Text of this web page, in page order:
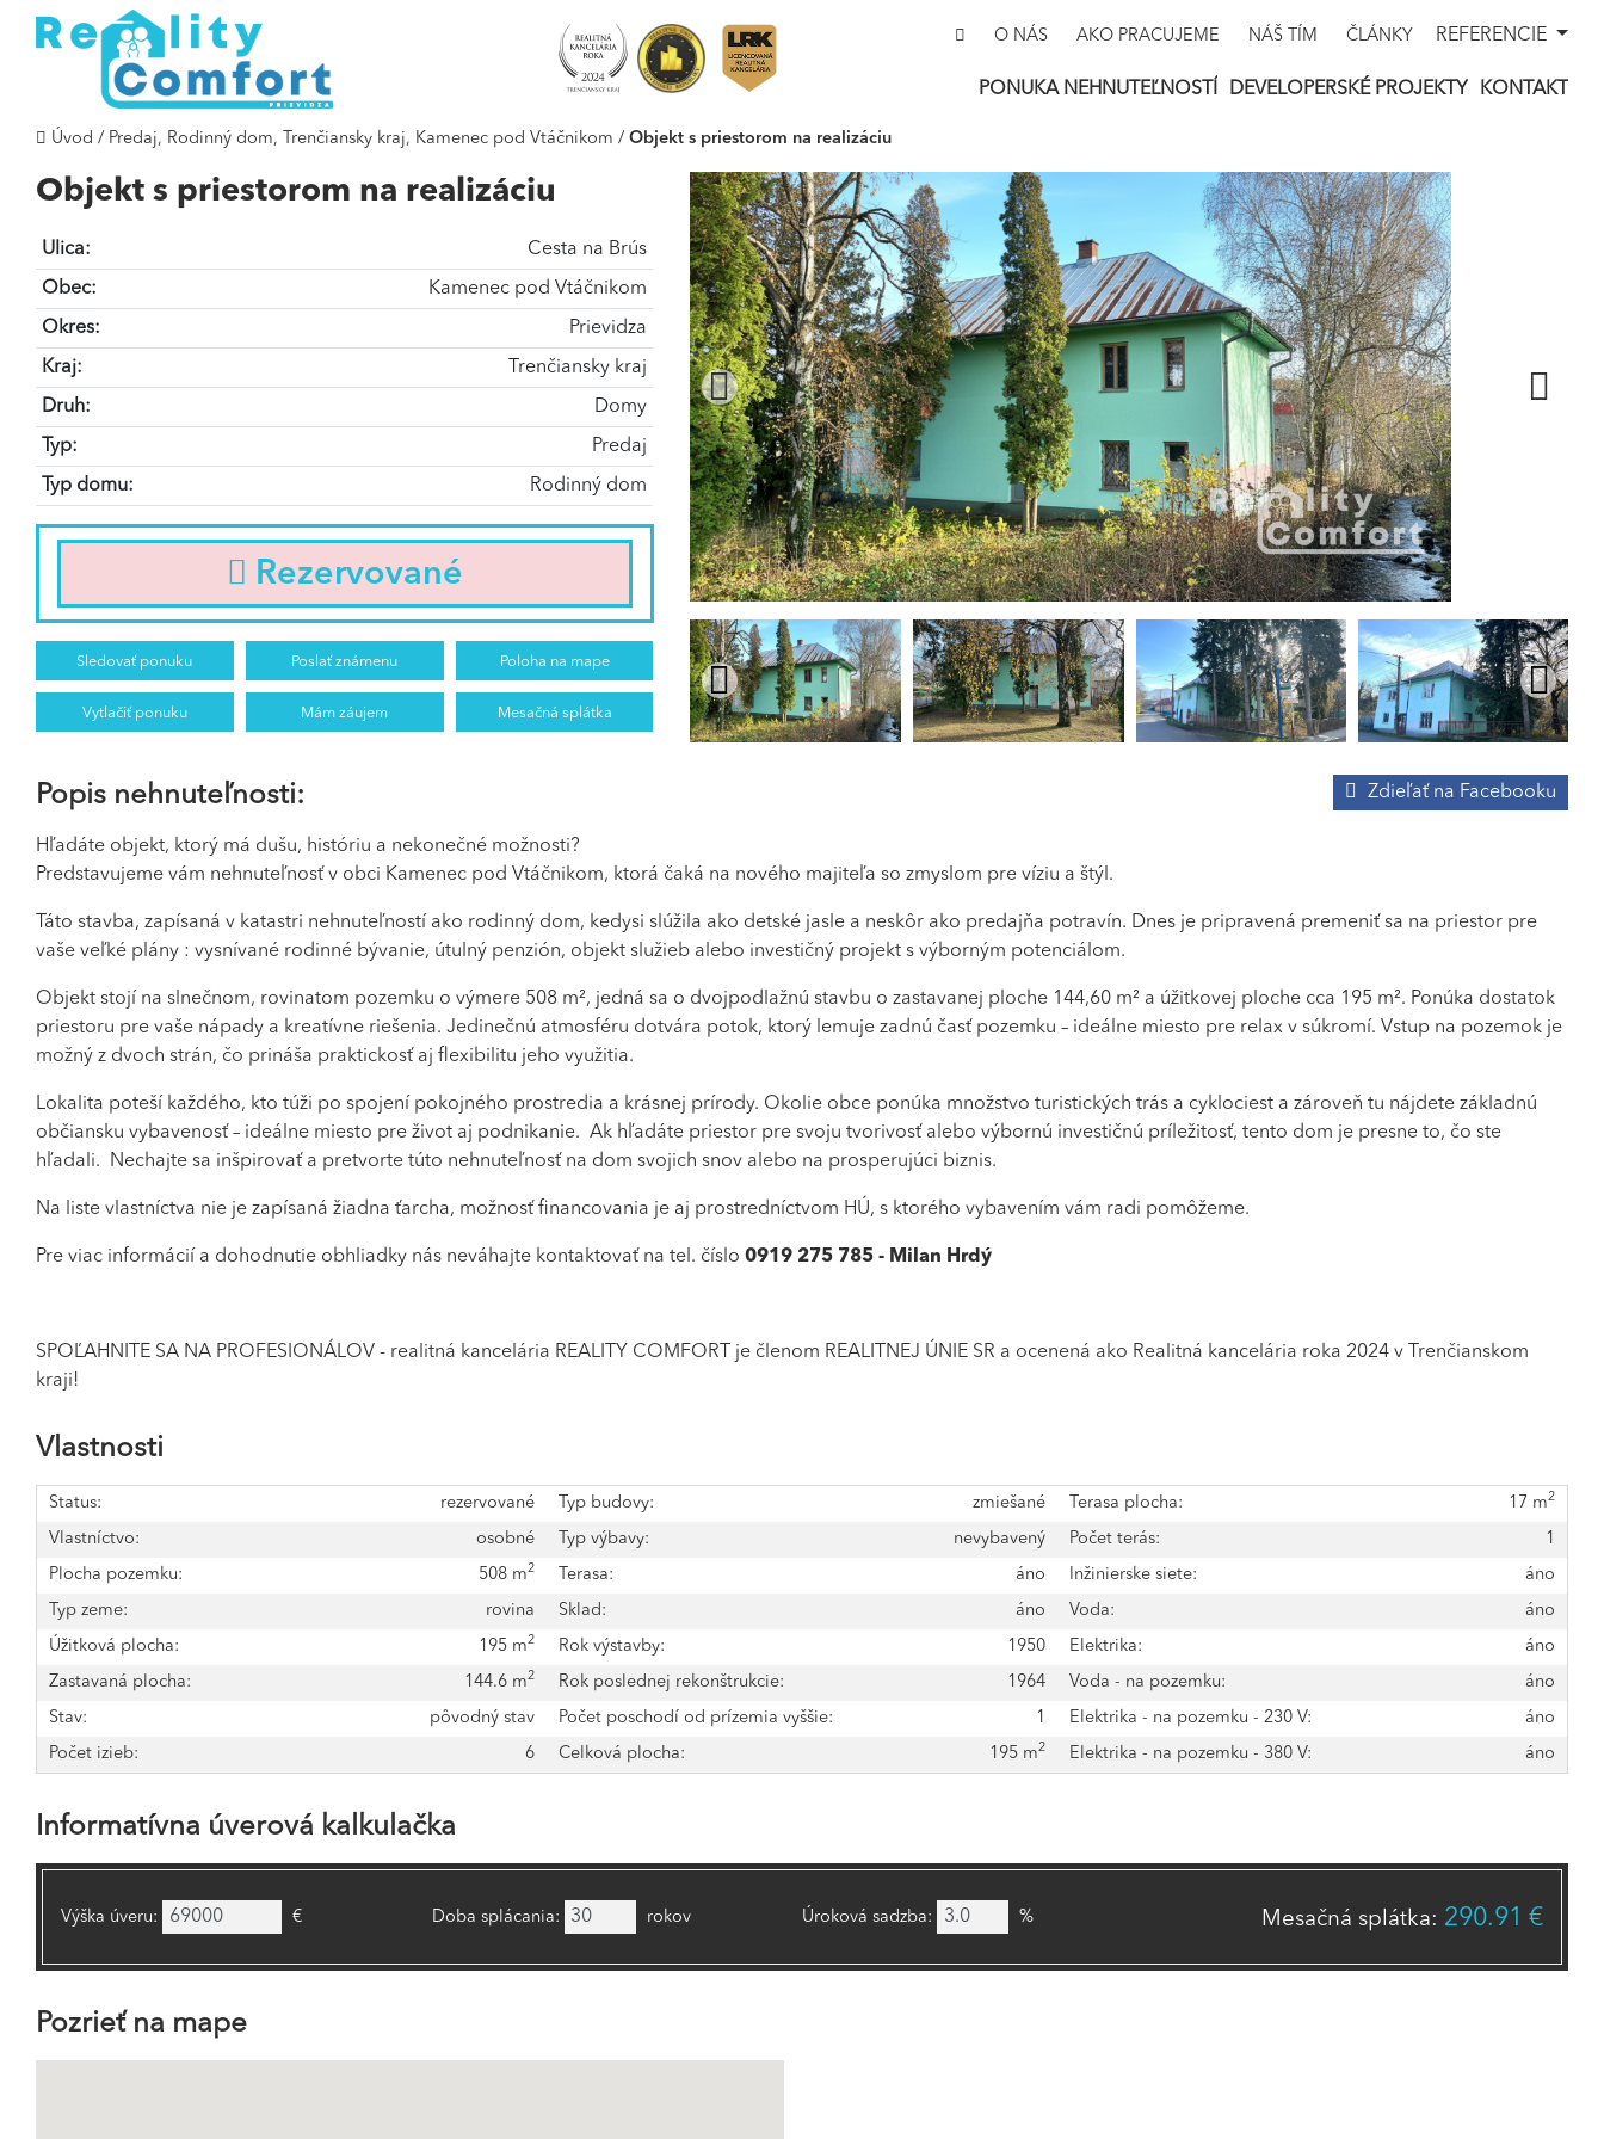
O NÁS AKO PRACUJEME NÁŠ TÍM ČLÁNKY REFERENCIE
PONUKA NEHNUTEĽNOSTÍ DEVELOPERSKÉ PROJEKTY KONTAKT
Úvod / Predaj, Rodinný dom, Trenčiansky kraj, Kamenec pod Vtáčnikom / Objekt s priestorom na realizáciu
Objekt s priestorom na realizáciu
Ulica: Cesta na Brús
Obec: Kamenec pod Vtáčnikom
Okres: Prievidza
Kraj: Trenčiansky kraj
Druh: Domy
Typ: Predaj
Typ domu: Rodinný dom
Rezervované
Sledovať ponuku Poslať známenu Poloha na mape
Vytlačiť ponuku Mám záujem Mesačná splátka
Popis nehnuteľnosti: Zdieľať na Facebooku
Hľadáte objekt, ktorý má dušu, históriu a nekonečné možnosti?
Predstavujeme vám nehnuteľnosť v obci Kamenec pod Vtáčnikom, ktorá čaká na nového majiteľa so zmyslom pre víziu a štýl.
Táto stavba, zapísaná v katastri nehnuteľností ako rodinný dom, kedysi slúžila ako detské jasle a neskôr ako predajňa potravín. Dnes je pripravená premeniť sa na priestor pre
vaše veľké plány : vysnívané rodinné bývanie, útulný penzión, objekt služieb alebo investičný projekt s výborným potenciálom.
Objekt stojí na slnečnom, rovinatom pozemku o výmere 508 m², jedná sa o dvojpodlažnú stavbu o zastavanej ploche 144,60 m² a úžitkovej ploche cca 195 m². Ponúka dostatok
priestoru pre vaše nápady a kreatívne riešenia. Jedinečnú atmosféru dotvára potok, ktorý lemuje zadnú časť pozemku – ideálne miesto pre relax v súkromí. Vstup na pozemok je
možný z dvoch strán, čo prináša praktickosť aj flexibilitu jeho využitia.
Lokalita poteší každého, kto túži po spojení pokojného prostredia a krásnej prírody. Okolie obce ponúka množstvo turistických trás a cyklociest a zároveň tu nájdete základnú
občiansku vybavenosť – ideálne miesto pre život aj podnikanie. Ak hľadáte priestor pre svoju tvorivosť alebo výbornú investičnú príležitosť, tento dom je presne to, čo ste
hľadali. Nechajte sa inšpirovať a pretvorte túto nehnuteľnosť na dom svojich snov alebo na prosperujúci biznis.
Na liste vlastníctva nie je zapísaná žiadna ťarcha, možnosť financovania je aj prostredníctvom HÚ, s ktorého vybavením vám radi pomôžeme.
Pre viac informácií a dohodnutie obhliadky nás neváhajte kontaktovať na tel. číslo 0919 275 785 - Milan Hrdý
SPOĽAHNITE SA NA PROFESIONÁLOV - realitná kancelária REALITY COMFORT je členom REALITNEJ ÚNIE SR a ocenená ako Realitná kancelária roka 2024 v Trenčianskom
kraji!
Vlastnosti
Status:
rezervované
Vlastníctvo:
osobné
Plocha pozemku:
508 m2
Typ zeme:
rovina
Úžitková plocha:
195 m2
Zastavaná plocha: 144.6 m2
Stav:
pôvodný stav
Počet izieb:
6
Typ budovy:
zmiešané
Typ výbavy:
nevybavený
Terasa:
áno
Sklad:
áno
Rok výstavby:
1950
Rok poslednej rekonštrukcie:
1964
Počet poschodí od prízemia vyššie:
1
Celková plocha:
195 m2
Terasa plocha: 17 m2
Počet terás:
1
Inžinierske siete:
áno
Voda:
áno
Elektrika:
áno
Voda - na pozemku:
áno
Elektrika - na pozemku - 230 V:
áno
Elektrika - na pozemku - 380 V:
áno
Informatívna úverová kalkulačka
Výška úveru: € Doba splácania: rokov Úroková sadzba: % Mesačná splátka: 290.91 €
Pozrieť na mape